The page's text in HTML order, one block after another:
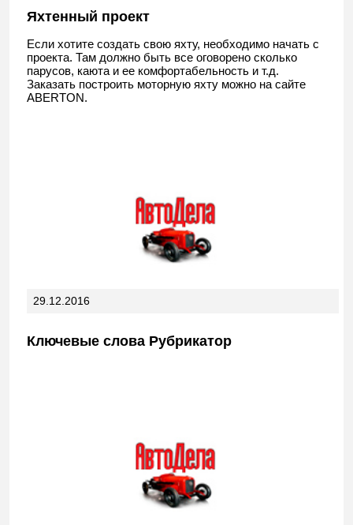
Яхтенный проект
Если хотите создать свою яхту, необходимо начать с
проекта. Там должно быть все оговорено сколько
парусов, каюта и ее комфортабельность и т.д.
Заказать построить моторную яхту можно на сайте
ABERTON.
29.12.2016
Ключевые слова Рубрикатор